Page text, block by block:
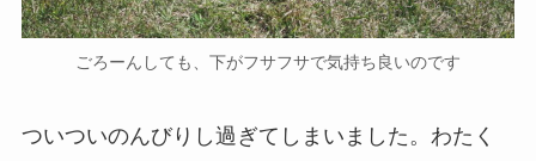
ごろーんしても、下がフサフサで気持ち良いのです
ついついのんびりし過ぎてしまいました。わたく